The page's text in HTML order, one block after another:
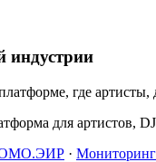
индустрии
где артисты,
для артистов, DJ
·